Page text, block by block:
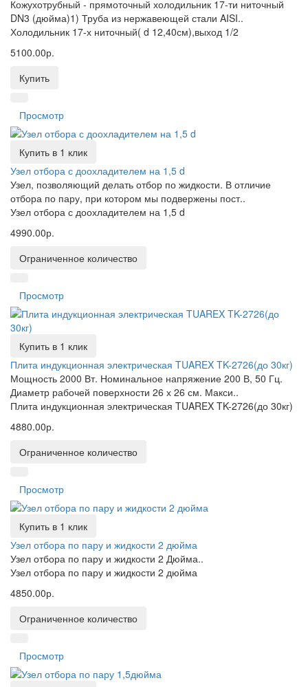
Кожухотрубный - прямоточный холодильник 17-ти ниточный
DN3 (дюйма)1) Труба из нержавеющей стали AISI..
Холодильник 17-х ниточный( d 12,40см),выход 1/2
5100.00р.
Купить
Просмотр
Купить в 1 клик
Узел отбора с доохладителем на 1,5 d
Узел, позволяющий делать отбор по жидкости. В отличие
отбора по пару, при котором мы подвержены пост..
Узел отбора с доохладителем на 1,5 d
4990.00р.
Ограниченное количество
Просмотр
Купить в 1 клик
Плита индукционная электрическая TUAREX TK-2726(до 30кг)
Мощность 2000 Вт. Номинальное напряжение 200 В, 50 Гц.
Диаметр рабочей поверхности 26 х 26 см. Макси..
Плита индукционная электрическая TUAREX TK-2726(до 30кг)
4880.00р.
Ограниченное количество
Просмотр
Купить в 1 клик
Узел отбора по пару и жидкости 2 дюйма
Узел отбора по пару и жидкости 2 Дюйма..
Узел отбора по пару и жидкости 2 дюйма
4850.00р.
Ограниченное количество
Просмотр